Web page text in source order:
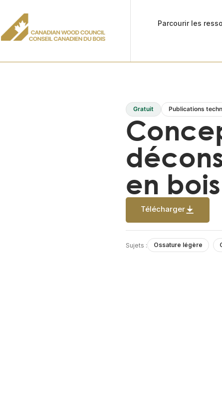
Parcourir les
Gratuit Publications
en
Télécharger
Sujets : Ossature légère